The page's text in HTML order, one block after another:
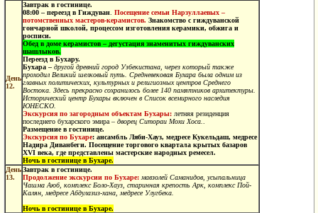
День
12.
Завтрак в гостинице.
08:00 – переезд в Гиждуван Посещение семьи Нарзуллаевых –
потомственных мастеров-керамистов. Знакомство с гиждуванской
гончарной школой, процессом изготовления керамики, обжига и
росписи.
Обед в доме керамистов – дегустация знаменитых гиждуванских
шашлыков.
Переезд в Бухару.
Бухара – другой древний город Узбекистана, через который также
проходил Великий шелковый путь. Средневековая Бухара была одним из
главных политических, культурных и религиозных центров Среднего
Востока. Здесь прекрасно сохранилось более 140 памятников архитектуры.
Исторический центр Бухары включен в Список всемирного наследия
ЮНЕСКО.
Экскурсия по загородным объектам Бухары: летняя резиденция
последнего бухарского эмира – дворец Ситораи Мохи Хоса.
Размещение в гостинице.
Экскурсия по Бухаре: ансамбль Ляби-Хауз, медресе Кукельдаш, медресе
Надира Диванбеги. Посещение торгового квартала крытых базаров
XVI века, где представлены мастерские народных ремесел.
Ночь в гостинице в Бухаре.
День
13.
Завтрак в гостинице.
Продолжение экскурсии по Бухаре: мавзолей Саманидов, усыпальница
Чашма Аюб, комплекс Боло-Хауз, старинная крепость Арк, комплекс Пой-
Калян, медресе Абдулазиз-хана, медресе Улугбека.
Ночь в гостинице в Бухаре.